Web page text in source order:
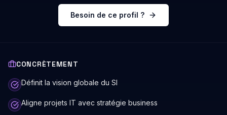
Besoin de ce profil ?
CONCRÈTEMENT
Définit la vision globale du SI
Aligne projets IT avec stratégie business